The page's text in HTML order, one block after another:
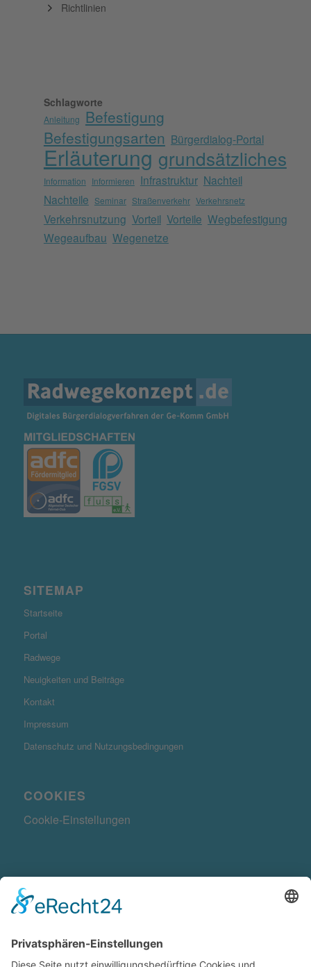
Richtlinien
Schlagworte
Anleitung Befestigung
Befestigungsarten Bürgerdialog-Portal
Erläuterung grundsätzliches
Information Informieren Infrastruktur Nachteil
Nachteile Seminar Straßenverkehr Verkehrsnetz
Verkehrsnutzung Vorteil Vorteile Wegbefestigung
Wegeaufbau Wegenetze
SITEMAP
Startseite
Portal
Radwege
Neuigkeiten und Beiträge
Kontakt
Impressum
Datenschutz und Nutzungsbedingungen
COOKIES
Cookie-Einstellungen
KONTAKTDATEN
Radwegekonzept.de ist ein Produkt der